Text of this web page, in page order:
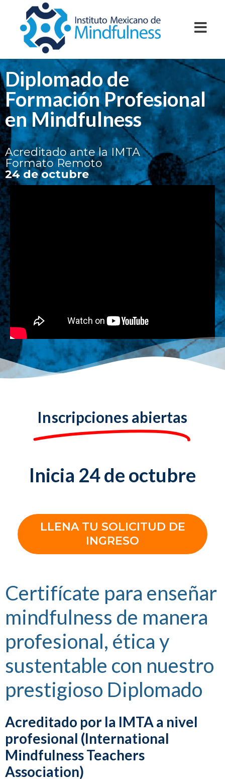
Diplomado de
Formación Profesional
en Mindfulness
Acreditado ante la IMTA
Formato Remoto
24 de octubre
Inscripciones abiertas
Inicia 24 de octubre
LLENA TU SOLICITUD DE
INGRESO
Certifícate para enseñar
mindfulness de manera
profesional, ética y
sustentable con nuestro
prestigioso Diplomado
Acreditado por la IMTA a nivel
profesional (International
Mindfulness Teachers
Association)